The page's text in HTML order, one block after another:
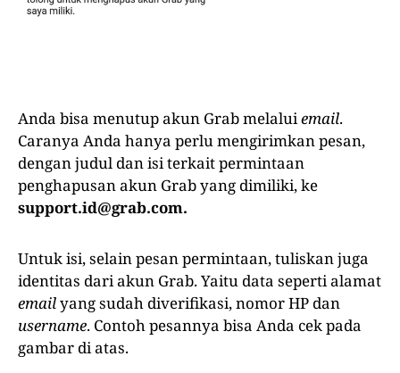
Anda bisa menutup akun Grab melaluiemail.
Caranya Anda hanya perlu mengirimkan pesan,
dengan judul dan isi terkait permintaan
penghapusan akun Grab yang dimiliki, ke
support.id@grab.com.
Untuk isi, selain pesan permintaan, tuliskan juga
identitas dari akun Grab. Yaitu data seperti alamat
emailyang sudah diverifikasi, nomor HP dan
username. Contoh pesannya bisa Anda cek pada
gambar di atas.